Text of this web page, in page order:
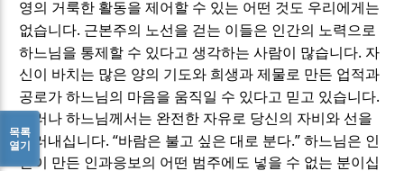
영의 거룩한 활동을 제어할 수 있는 어떤 것도 우리에게는
없습니다. 근본주의 노선을 걷는 이들은 인간의 노력으로
하느님을 통제할 수 있다고 생각하는 사람이 많습니다. 자
신이 바치는 많은 양의 기도와 희생과 제물로 만든 업적과
공로가 하느님의 마음을 움직일 수 있다고 믿고 있습니다.
그러나 하느님께서는 완전한 자유로 당신의 자비와 선을
드러내십니다. “바람은 불고 싶은 대로 분다.”하느님은 인
간이 만든 인과응보의 어떤 범주에도 넣을 수 없는 분이십
목록
열기